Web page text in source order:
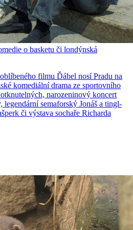
o basketu či londýnská
filmu Ďábel nosí Pradu na
komediální drama ze sportovního
narozeninový koncert
semaforský Jonáš a tingl-
či výstava sochaře Richarda